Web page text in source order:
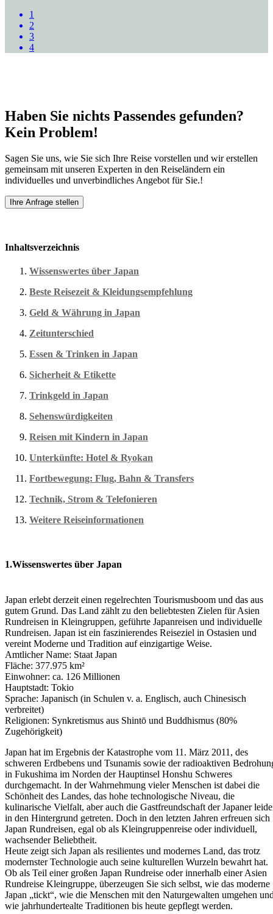
1
2
3
4
Haben Sie nichts Passendes gefunden?
Kein Problem!
Sagen Sie uns, wie Sie sich Ihre Reise vorstellen und wir erstellen
gemeinsam mit unseren Experten in den Reiseländern ein
individuelles und unverbindliches Angebot für Sie.!
Ihre Anfrage stellen
Inhaltsverzeichnis
Wissenswertes über Japan
Beste Reisezeit & Kleidungsempfehlung
Geld & Währung in Japan
Zeitunterschied
Essen & Trinken in Japan
Sicherheit & Etikette
Trinkgeld in Japan
Sehenswürdigkeiten
Reisen mit Kindern in Japan
Unterkünfte: Hotel & Ryokan
Fortbewegung: Flug, Bahn & Transfers
Technik, Strom & Telefonieren
Weitere Reiseinformationen
1.Wissenswertes über Japan
Japan erlebt derzeit einen regelrechten Tourismusboom und das aus
gutem Grund. Das Land zählt zu den beliebtesten Zielen für Asien
Rundreisen in Kleingruppen, geführte Japanreisen und individuelle
Rundreisen. Japan ist ein faszinierendes Reiseziel in Ostasien und
vereint Moderne und Tradition auf einzigartige Weise.
Amtlicher Name: Staat Japan
Fläche: 377.975 km²
Einwohner: ca. 126 Millionen
Hauptstadt: Tokio
Sprache: Japanisch (in Schulen v. a. Englisch, auch Chinesisch
verbreitet)
Religionen: Synkretismus aus Shintō und Buddhismus (80%
Zugehörigkeit)
Japan hat im Ergebnis der Katastrophe vom 11. März 2011, des
schweren Erdbebens und Tsunamis sowie der radioaktiven
in Fukushima im Norden der Hauptinsel Honshu Schweres
durchgemacht. In der Wahrnehmung vieler Menschen ist dabei die
Schönheit des Landes, das hohe technologische Niveau, die
kulinarische Vielfalt, aber auch die Gastfreundschaft der Japaner
in den Hintergrund getreten. Doch in den letzten Jahren erfreuen sich
Japan Rundreisen, egal ob als Kleingruppenreise oder individuell,
wachsender Beliebtheit.
Heute zeigt sich Japan als resilientes und modernes Land, das trotz
modernster Technologie auch seine kulturellen Wurzeln bewahrt hat.
Ob als Teil einer großen Japan Rundreise oder innerhalb einer Asien
Rundreise Kleingruppe, überzeugen Sie sich selbst, wie das moderne
Japan „tickt“, wie die Menschen mit den Naturgewalten umgehen
wie jahrhundertealte Traditionen bis heute gepflegt werden.